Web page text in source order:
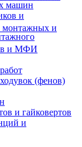
монтажных и
и МФИ
(фенов)
и гайковертов
и
машин
и